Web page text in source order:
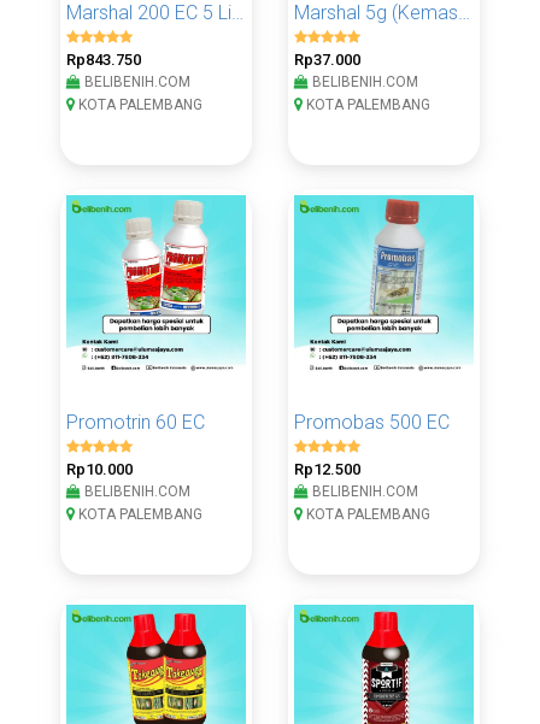
Marshal 200 EC 5 Liter
Rp843.750
BELIBENIH.COM
KOTA PALEMBANG
Marshal 5g (Kemasan 1 Kg)
Rp37.000
BELIBENIH.COM
KOTA PALEMBANG
Promotrin 60 EC
Rp10.000
BELIBENIH.COM
KOTA PALEMBANG
Promobas 500 EC
Rp12.500
BELIBENIH.COM
KOTA PALEMBANG